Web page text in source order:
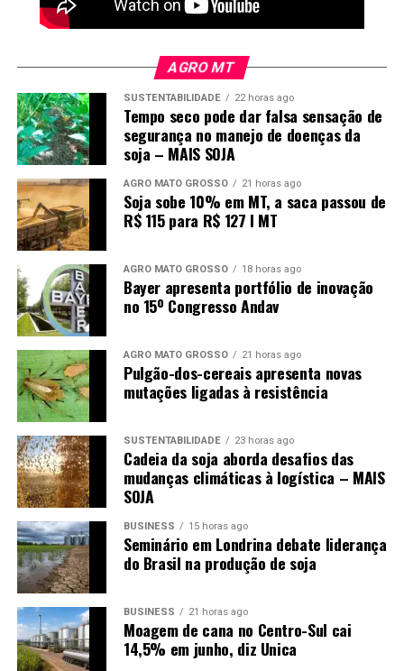
AGRO MT
SUSTENTABILIDADE 22 horas ago
Tempo seco pode dar falsa sensação de
segurança no manejo de doenças da
soja – MAIS SOJA
AGRO MATO GROSSO 21 horas ago
Soja sobe 10% em MT, a saca passou de
R$ 115 para R$ 127 I MT
AGRO MATO GROSSO 18 horas ago
Bayer apresenta portfólio de inovação
no 15º Congresso Andav
AGRO MATO GROSSO 21 horas ago
Pulgão-dos-cereais apresenta novas
mutações ligadas à resistência
SUSTENTABILIDADE 23 horas ago
Cadeia da soja aborda desafios das
mudanças climáticas à logística – MAIS
SOJA
BUSINESS 15 horas ago
Seminário em Londrina debate liderança
do Brasil na produção de soja
BUSINESS 21 horas ago
Moagem de cana no Centro-Sul cai
14,5% em junho, diz Unica